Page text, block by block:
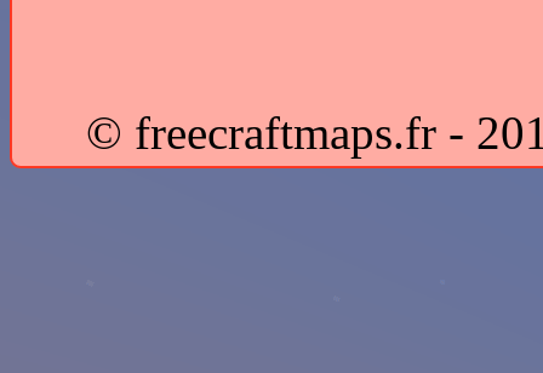
© freecraftmaps.fr -